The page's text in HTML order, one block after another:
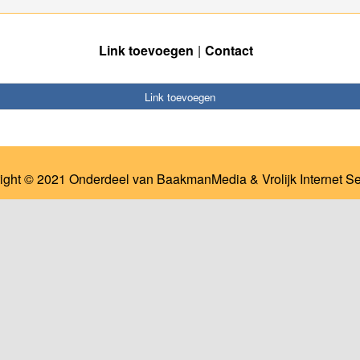
Link toevoegen Contact
Link toevoegen
© 2021 Onderdeel van BaakmanMedia& Vrolijk Internet